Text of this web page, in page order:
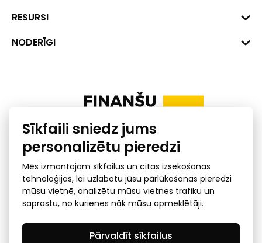
1045
+371 287 18175
Reģ. Nr. 40008002175
Banka: SEB Banka
RESURSI
Dati
Uzņēmumu kredītspējas kalkulators
NODERĪGI
Ombuds
pieprasījums
Sīkfaili sniedz jums
personalizētu pieredzi
Mēs izmantojam sīkfailus un citas izsekošanas
tehnoloģijas, lai uzlabotu jūsu pārlūkošanas pieredzi
mūsu vietnē, analizētu mūsu vietnes trafiku un
saprastu, no kurienes nāk mūsu apmeklētāji.
Pārvaldīt sīkfailus